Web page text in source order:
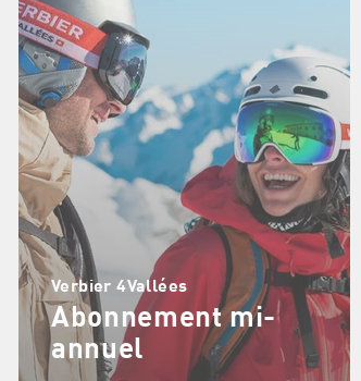
Verbier 4Vallées
Abonnement mi-
annuel